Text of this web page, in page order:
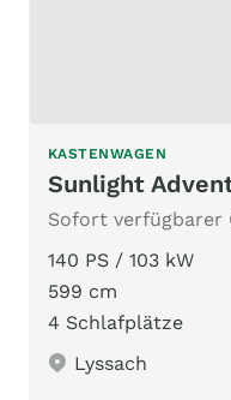
KASTENWAGEN
Sunlight
Sofort verfügbarer
140 PS / 103 kW
599 cm
4 Schlafplätze
Lyssach